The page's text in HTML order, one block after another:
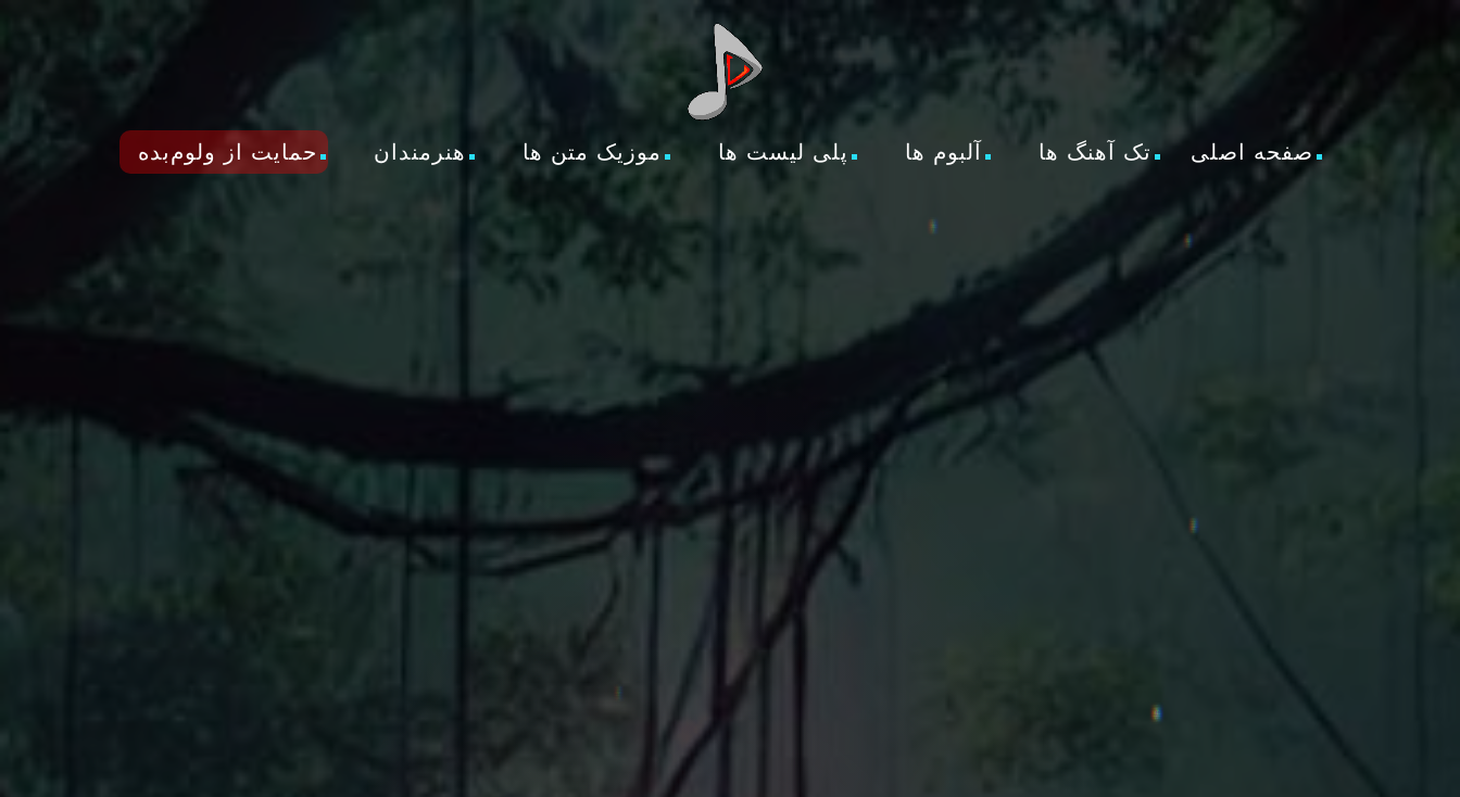
صفحه اصلی تک آهنگ ها آلبوم ها پلی لیست ها موزیک متن ها هنرمندان حمایت از ولوم‌بده